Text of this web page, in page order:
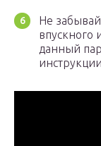
Не
впускного
данный